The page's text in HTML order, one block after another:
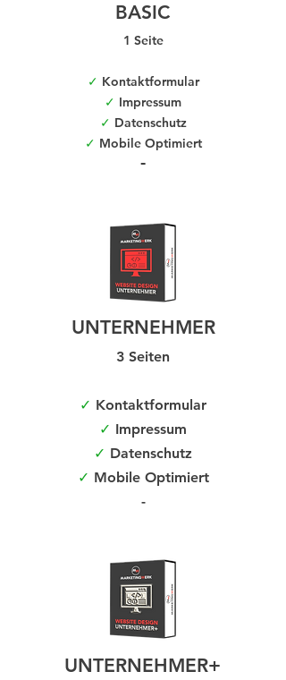
BASIC
1 Seite
✓ Kontaktformular
✓ Impressum
✓ Datenschutz
✓ Mobile Optimiert
-
UNTERNEHMER
3 Seiten
✓ Kontaktformular
✓ Impressum
✓ Datenschutz
✓ Mobile Optimiert
-
UNTERNEHMER+